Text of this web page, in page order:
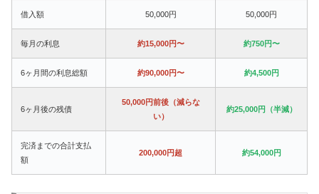
借入額 50,000円 50,000円
毎月の利息 約15,000円〜 約750円〜
6ヶ月間の利息総額 約90,000円〜 約4,500円
6ヶ月後の残債
50,000円前後（減らな
い）
約25,000円（半減）
完済までの合計支払
額
200,000円超 約54,000円